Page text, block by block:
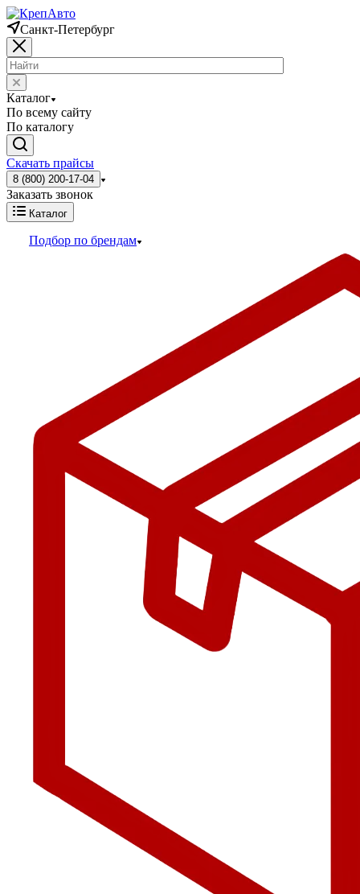
Санкт-Петербург
Каталог
По всему сайту
По каталогу
Скачать прайсы
8 (800) 200-17-04
Заказать звонок
Каталог
Подбор по брендам